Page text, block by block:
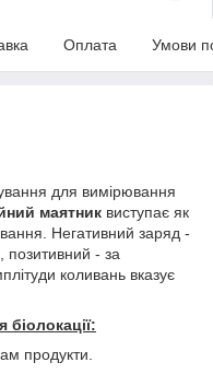
Оплата Умови
для вимірювання
маятник виступає як
Негативний заряд -
позитивний - за
коливань вказує
біолокації:
продукти.